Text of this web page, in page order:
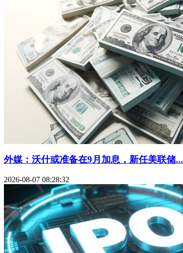
外媒：沃什或准备在9月加息，新任美联储...
2026-08-07 08:28:32